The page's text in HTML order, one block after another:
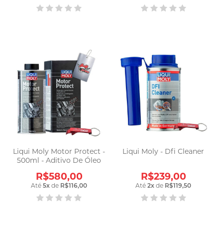
Liqui Moly Motor Protect -
500ml - Aditivo De Óleo
R$580,00
Até5x de R$116,00
Liqui Moly - Dfi Cleaner
R$239,00
Até2x de R$119,50